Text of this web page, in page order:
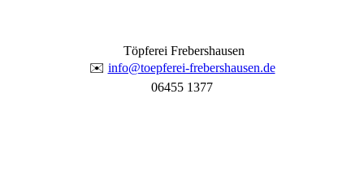
Töpferei Frebershausen
✉️ info@toepferei-frebershausen.de
06455 1377